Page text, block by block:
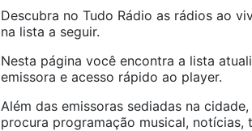
Descubra no Tudo Rádio as rádios ao
na lista a seguir.
Nesta página você encontra a lista
emissora e acesso rápido ao player.
Além das emissoras sediadas na
procura programação musical,